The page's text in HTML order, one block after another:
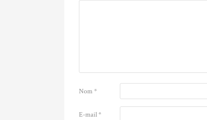
Nom*
E-mail*